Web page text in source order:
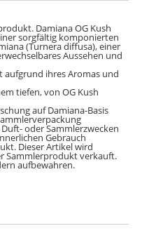
Damiana OG Kush
sorgfältig komponierten
(Turnera diffusa), einer
Aussehen und
aufgrund ihres Aromas und
tiefen, von OG Kush
auf Damiana-Basis
oder Sammlerzwecken
Gebrauch
Dieser Artikel wird
Sammlerprodukt verkauft.
aufbewahren.